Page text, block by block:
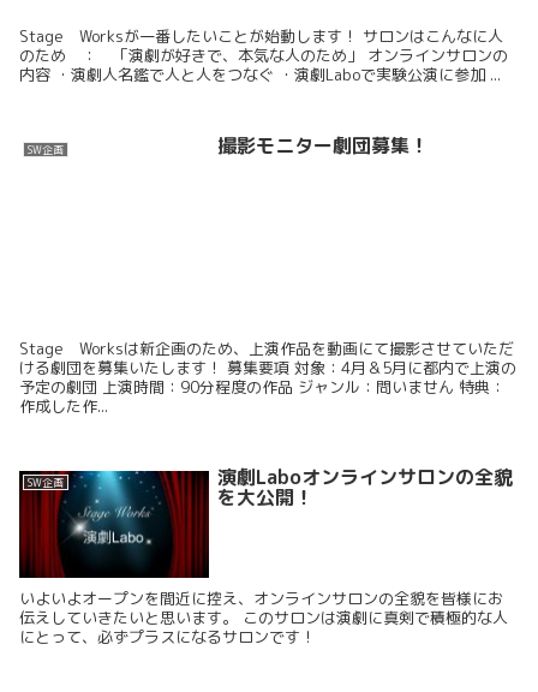
Stage Worksが一番したいことが始動します！ サロンはこんなに人
のため ： 「演劇が好きで、本気な人のため」 オンラインサロンの
内容 ・演劇人名鑑で人と人をつなぐ ・演劇Laboで実験公演に参加 ...
SW企画 撮影モニター劇団募集！
Stage Worksは新企画のため、上演作品を動画にて撮影させていただ
ける劇団を募集いたします！ 募集要項 対象：4月＆5月に都内で上演の
予定の劇団 上演時間：90分程度の作品 ジャンル：問いません 特典：
作成した作...
SW企画 演劇Laboオンラインサロンの全貌
を大公開！
いよいよオープンを間近に控え、オンラインサロンの全貌を皆様にお
伝えしていきたいと思います。 このサロンは演劇に真剣で積極的な人
にとって、必ずプラスになるサロンです！